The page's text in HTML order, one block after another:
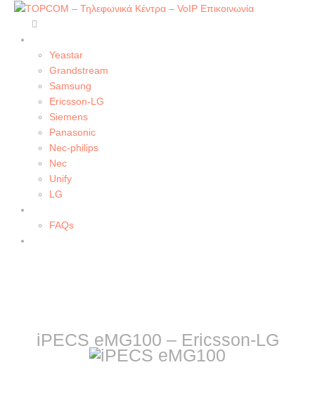
Yeastar
Grandstream
Samsung
Ericsson-LG
Siemens
Panasonic
Nec-philips
Nec
Unify
LG
FAQs
iPECS eMG100 – Ericsson-LG